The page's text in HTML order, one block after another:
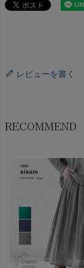
レビューを書く
RECOMMEND